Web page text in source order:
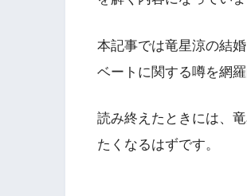
本記事では竜星涼の結
ベートに関する噂を網
読み終えたときには、
たくなるはずです。